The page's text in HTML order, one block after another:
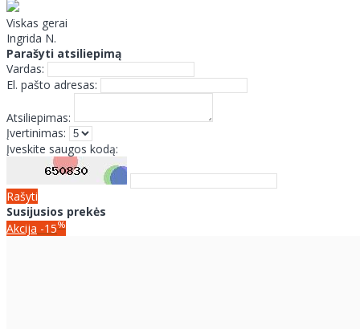
Viskas gerai
Ingrida N.
Parašyti atsiliepimą
Vardas:
El. pašto adresas:
Atsiliepimas:
Įvertinimas:
Įveskite saugos kodą:
Rašyti
Susijusios prekės
Akcija -15%